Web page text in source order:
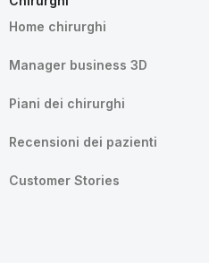
Home chirurghi
Manager business 3D
Piani dei chirurghi
Recensioni dei pazienti
Customer Stories